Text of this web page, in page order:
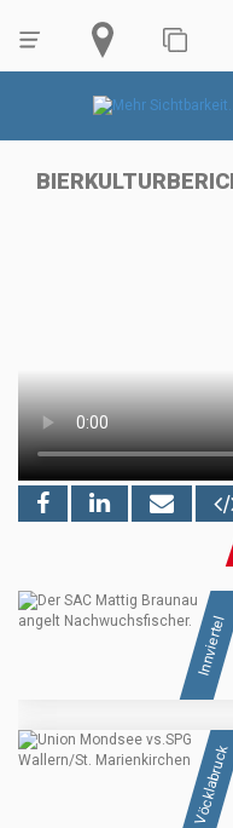
Innviertel
Vöcklabruck